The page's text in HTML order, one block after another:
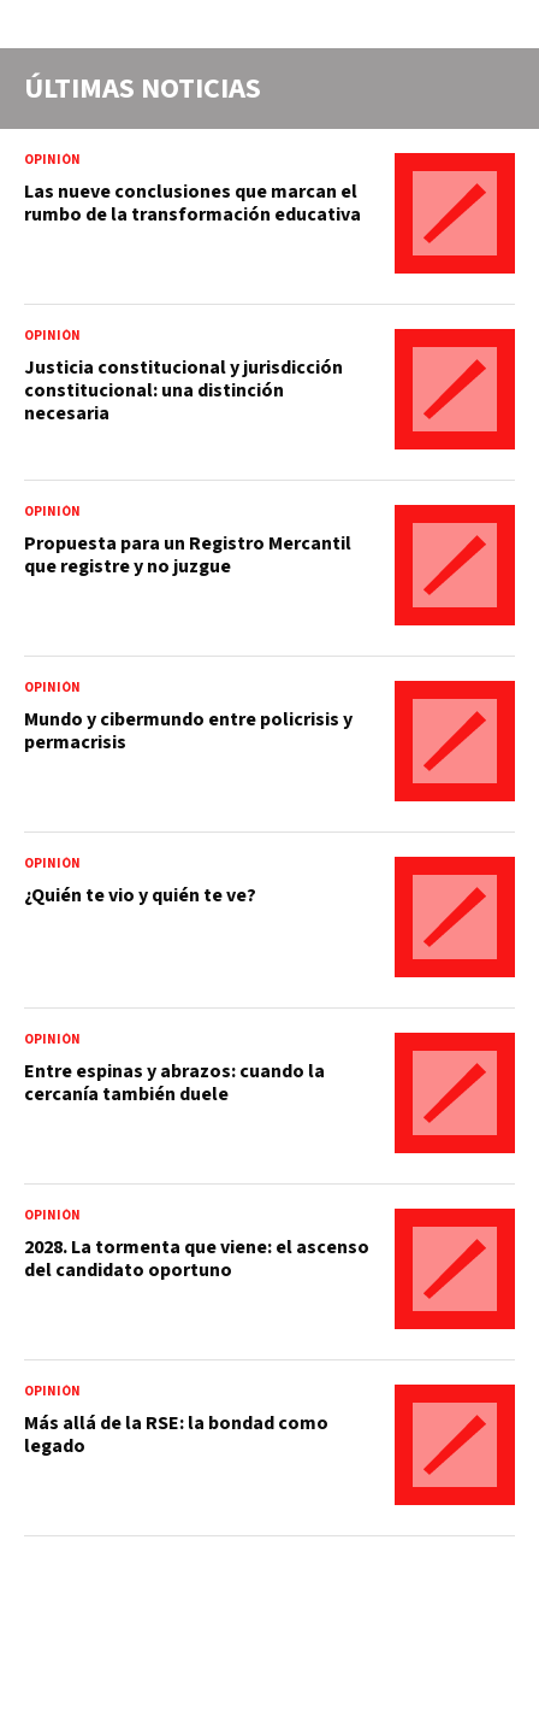
ÚLTIMAS NOTICIAS
OPINIÓN
Las nueve conclusiones que marcan el
rumbo de la transformación educativa
OPINIÓN
Justicia constitucional y jurisdicción
constitucional: una distinción
necesaria
OPINIÓN
Propuesta para un Registro Mercantil
que registre y no juzgue
OPINIÓN
Mundo y cibermundo entre policrisis y
permacrisis
OPINIÓN
¿Quién te vio y quién te ve?
OPINIÓN
Entre espinas y abrazos: cuando la
cercanía también duele
OPINIÓN
2028. La tormenta que viene: el ascenso
del candidato oportuno
OPINIÓN
Más allá de la RSE: la bondad como
legado